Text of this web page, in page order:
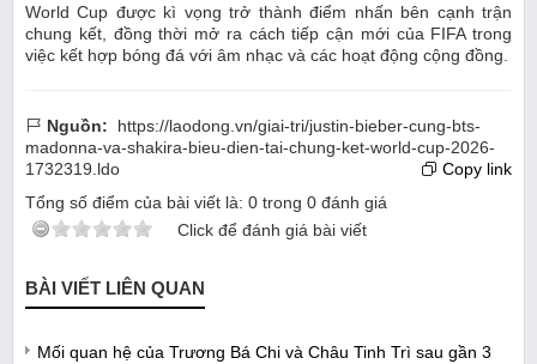
World Cup được kì vọng trở thành điểm nhấn bên cạnh trận
chung kết, đồng thời mở ra cách tiếp cận mới của FIFA trong
việc kết hợp bóng đá với âm nhạc và các hoạt động cộng đồng.
Nguồn:
https://laodong.vn/giai-tri/justin-bieber-cung-bts-
madonna-va-shakira-bieu-dien-tai-chung-ket-world-cup-2026-
1732319.ldo
Copy link
Tổng số điểm của bài viết là: 0 trong 0 đánh giá
Click để đánh giá bài viết
BÀI VIẾT LIÊN QUAN
Mối quan hệ của Trương Bá Chi và Châu Tinh Trì sau gần 3